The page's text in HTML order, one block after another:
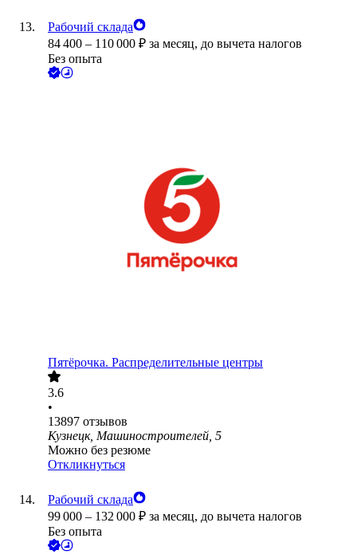
Рабочий склада
84 400 – 110 000 ₽ за месяц, до вычета налогов
Без опыта
Пятёрочка. Распределительные центры
3.6
•
13897 отзывов
Кузнецк, Машиностроителей, 5
Можно без резюме
Откликнуться
Рабочий склада
99 000 – 132 000 ₽ за месяц, до вычета налогов
Без опыта